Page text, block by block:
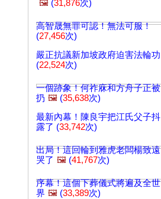
🖼️ (31,876次)
高智晟無罪可認！無法可服！
(27,456次)
嚴正抗議新加坡政府迫害法輪功
(22,524次)
一個跡象！何祚庥和方舟子正被
扔 🖼️ (35,638次)
最新內幕！陳良宇把江氏父子抖
露了 (33,742次)
出局！這回輪到雅虎老闆楊致遠
哭了 🖼️ (41,767次)
序幕！這個下葬儀式將遍及全世
界 🖼️ (33,389次)